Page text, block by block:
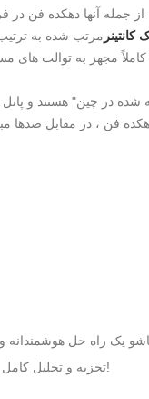
جمله آنها دهکده فن در
فن ، در مقابل
تاشو یک راه حل
تجزیه و تحلیل کامل از مزایا و مضرات خانه های تلفن همراه ، ارزش دیدن!